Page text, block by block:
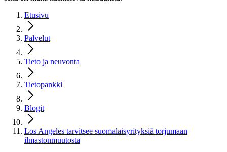
Etusivu
Palvelut
Tieto ja neuvonta
Tietopankki
Blogit
Los Angeles tarvitsee suomalaisyrityksiä torjumaan
ilmastonmuutosta